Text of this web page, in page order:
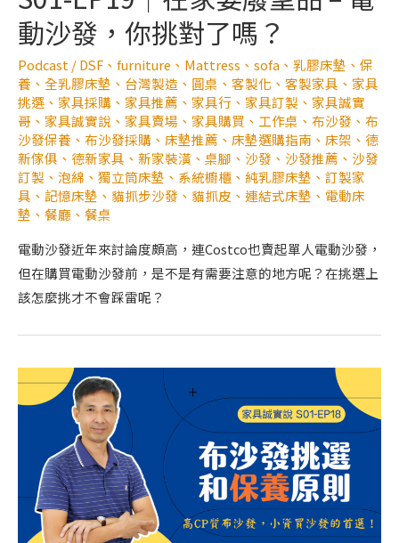
動沙發，你挑對了嗎？
Podcast /DSF 、 furniture 、 Mattress 、 sofa 、 乳膠床墊 、 保
養 、 全乳膠床墊 、 台灣製造 、 圓桌 、 客製化 、 客製家具 、 家具
挑選 、 家具採購 、 家具推薦 、 家具行 、 家具訂製 、 家具誠實
哥 、 家具誠實說 、 家具賣場 、 家具購買 、 工作桌 、 布沙發 、 布
沙發保養 、 布沙發採購 、 床墊推薦 、 床墊選購指南 、 床架 、 德
新傢俱 、 德新家具 、 新家裝潢 、 桌腳 、 沙發 、 沙發推薦 、 沙發
訂製 、 泡綿 、 獨立筒床墊 、 系統櫥櫃 、 純乳膠床墊 、 訂製家
具 、 記憶床墊 、 貓抓步沙發 、 貓抓皮 、 連結式床墊 、 電動床
墊 、 餐廳 、 餐桌
電動沙發近年來討論度頗高，連Costco也賣起單人電動沙發，
但在購買電動沙發前，是不是有需要注意的地方呢？在挑選上
該怎麼挑才不會踩雷呢？